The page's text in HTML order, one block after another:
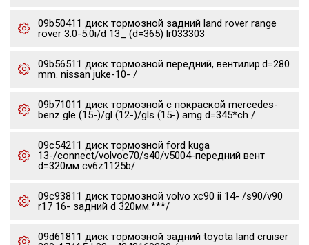
09b50411 диск тормозной задний land rover range
rover 3.0-5.0i/d 13_ (d=365) lr033303
09b56511 диск тормозной передний, вентилир.d=280
mm. nissan juke-10- /
09b71011 диск тормозной с покраской mercedes-
benz gle (15-)/gl (12-)/gls (15-) amg d=345*ch /
09c54211 диск тормозной ford kuga
13-/connect/volvoc70/s40/v5004-передний вент
d=320мм cv6z1125b/
09c93811 диск тормозной volvo xc90 ii 14- /s90/v90
r17 16- задний d 320мм.***/
09d61811 диск тормозной задний toyota land cruiser